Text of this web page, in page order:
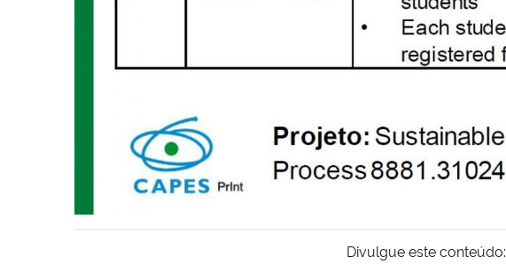
Divulgue este conteúdo: